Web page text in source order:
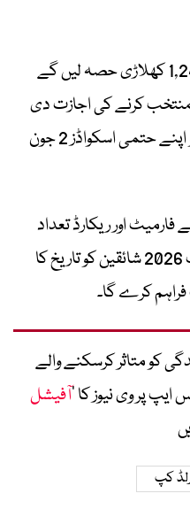
فیفا کے مطابق ٹورنامنٹ میں 1,248 کھلاڑی حصہ لیں گے
رکنی اسکواڈ منتخب کرنے کی اجازت دی
گئی ہے۔ تمام شریک ممالک کو اپنے حتمی اسکواڈز 2 جون
فارمیٹ اور ریکارڈ تعداد
میں میچز کی بدولت فیفا ورلڈ کپ 2026 شائقین کو تاریخ کا
فراہم کرے گا۔
کو متاثر کرسکنے والے
پر وی نیوز کا ’آفیشل
کپ